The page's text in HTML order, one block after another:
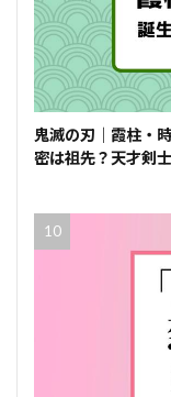
鬼滅の刃｜霞柱・
密は祖先？天才剣